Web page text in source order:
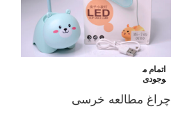
اتمام م
وجودی
چراغ مطالعه خرسی